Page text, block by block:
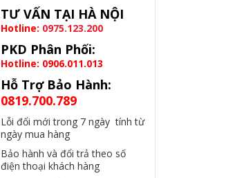
TƯ VẤN TẠI HÀ NỘI
Hotline: 0975.123.200
PKD Phân Phối:
Hotline: 0906.011.013
Hỗ Trợ Bảo Hành:
0819.700.789
Lỗi đổi mới trong 7 ngày tính từ
ngày mua hàng
Bảo hành và đổi trả theo số
điện thoại khách hàng